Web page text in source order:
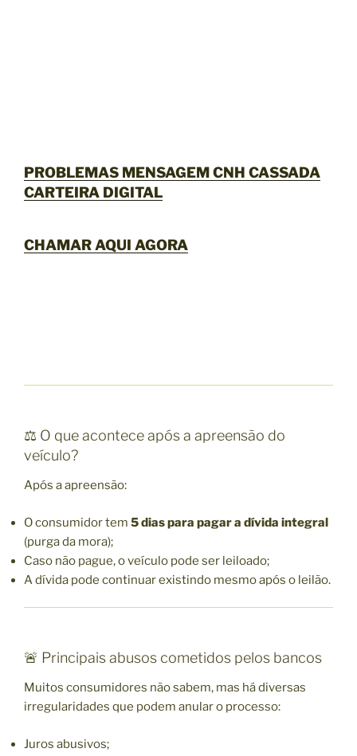
PROBLEMAS MENSAGEM CNH CASSADA
CARTEIRA DIGITAL
CHAMAR AQUI AGORA
⚖️ O que acontece após a apreensão do
veículo?
Após a apreensão:
O consumidor tem 5 dias para pagar a dívida integral
(purga da mora);
Caso não pague, o veículo pode ser leiloado;
A dívida pode continuar existindo mesmo após o leilão.
🚨 Principais abusos cometidos pelos bancos
Muitos consumidores não sabem, mas há diversas
irregularidades que podem anular o processo:
Juros abusivos;